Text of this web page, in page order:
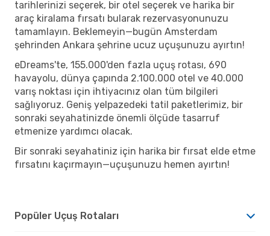
tarihlerinizi seçerek, bir otel seçerek ve harika bir
araç kiralama fırsatı bularak rezervasyonunuzu
tamamlayın. Beklemeyin—bugün Amsterdam
şehrinden Ankara şehrine ucuz uçuşunuzu ayırtın!
eDreams'te, 155.000'den fazla uçuş rotası, 690
havayolu, dünya çapında 2.100.000 otel ve 40.000
varış noktası için ihtiyacınız olan tüm bilgileri
sağlıyoruz. Geniş yelpazedeki tatil paketlerimiz, bir
sonraki seyahatinizde önemli ölçüde tasarruf
etmenize yardımcı olacak.
Bir sonraki seyahatiniz için harika bir fırsat elde etme
fırsatını kaçırmayın—uçuşunuzu hemen ayırtın!
Popüler Uçuş Rotaları